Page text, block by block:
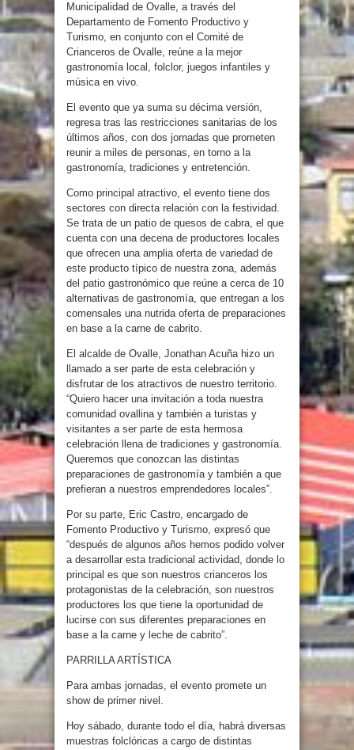
Municipalidad de Ovalle, a través del
Departamento de Fomento Productivo y
Turismo, en conjunto con el Comité de
Crianceros de Ovalle, reúne a la mejor
gastronomía local, folclor, juegos infantiles y
música en vivo.
El evento que ya suma su décima versión,
regresa tras las restricciones sanitarias de los
últimos años, con dos jornadas que prometen
reunir a miles de personas, en torno a la
gastronomía, tradiciones y entretención.
Como principal atractivo, el evento tiene dos
sectores con directa relación con la festividad.
Se trata de un patio de quesos de cabra, el que
cuenta con una decena de productores locales
que ofrecen una amplia oferta de variedad de
este producto típico de nuestra zona, además
del patio gastronómico que reúne a cerca de 10
alternativas de gastronomía, que entregan a los
comensales una nutrida oferta de preparaciones
en base a la carne de cabrito.
El alcalde de Ovalle, Jonathan Acuña hizo un
llamado a ser parte de esta celebración y
disfrutar de los atractivos de nuestro territorio.
“Quiero hacer una invitación a toda nuestra
comunidad ovallina y también a turistas y
visitantes a ser parte de esta hermosa
celebración llena de tradiciones y gastronomía.
Queremos que conozcan las distintas
preparaciones de gastronomía y también a que
prefieran a nuestros emprendedores locales”.
Por su parte, Eric Castro, encargado de
Fomento Productivo y Turismo, expresó que
“después de algunos años hemos podido volver
a desarrollar esta tradicional actividad, donde lo
principal es que son nuestros crianceros los
protagonistas de la celebración, son nuestros
productores los que tiene la oportunidad de
lucirse con sus diferentes preparaciones en
base a la carne y leche de cabrito”.
PARRILLA ARTÍSTICA
Para ambas jornadas, el evento promete un
show de primer nivel.
Hoy sábado, durante todo el día, habrá diversas
muestras folclóricas a cargo de distintas